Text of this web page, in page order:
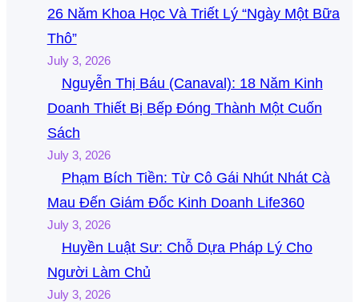
26 Năm Khoa Học Và Triết Lý “Ngày Một Bữa
Thô”
July 3, 2026
Nguyễn Thị Báu (Canaval): 18 Năm Kinh
Doanh Thiết Bị Bếp Đóng Thành Một Cuốn
Sách
July 3, 2026
Phạm Bích Tiền: Từ Cô Gái Nhút Nhát Cà
Mau Đến Giám Đốc Kinh Doanh Life360
July 3, 2026
Huyền Luật Sư: Chỗ Dựa Pháp Lý Cho
Người Làm Chủ
July 3, 2026